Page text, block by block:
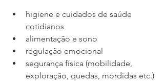
higiene e cuidados de saúde
cotidianos
alimentação e sono
regulação emocional
segurança física (mobilidade,
exploração, quedas, mordidas etc.)